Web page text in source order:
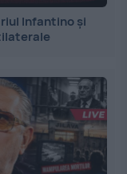
Infantino și